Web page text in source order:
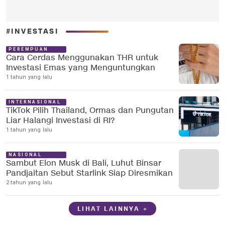
#INVESTASI
PEREMPUAN
Cara Cerdas Menggunakan THR untuk
Investasi Emas yang Menguntungkan
1 tahun yang lalu
INTERNASIONAL
TikTok Pilih Thailand, Ormas dan Pungutan
Liar Halangi Investasi di RI?
1 tahun yang lalu
NASIONAL
Sambut Elon Musk di Bali, Luhut Binsar
Pandjaitan Sebut Starlink Siap Diresmikan
2 tahun yang lalu
LIHAT LAINNYA +